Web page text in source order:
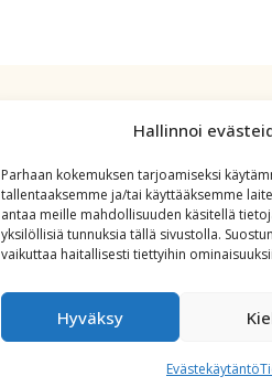
Hallinnoi
Parhaan kokemuksen tarjoamiseksi
tallentaaksemme ja/tai käyttääksemme
antaa meille mahdollisuuden käsitellä
yksilöllisiä tunnuksia tällä sivustolla.
vaikuttaa haitallisesti tiettyihin
Hyväksy
Evästekäytäntö